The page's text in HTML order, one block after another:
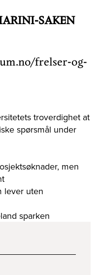
SAKEN
frelser-og-
troverdighet at
spørsmål under
men
lever uten
sparken